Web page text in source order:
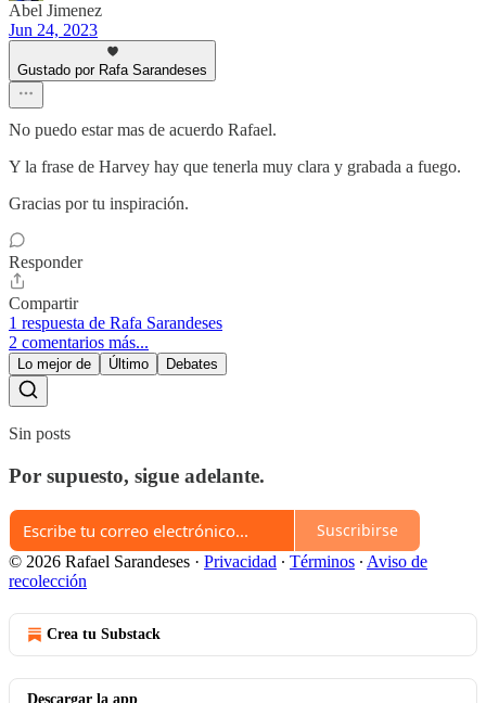
Abel Jimenez
Jun 24, 2023
Gustado por Rafa Sarandeses
No puedo estar mas de acuerdo Rafael.
Y la frase de Harvey hay que tenerla muy clara y grabada a fuego.
Gracias por tu inspiración.
Responder
Compartir
1 respuesta de Rafa Sarandeses
2 comentarios más...
Lo mejor de Último Debates
Sin posts
Por supuesto, sigue adelante.
Suscribirse
© 2026 Rafael Sarandeses · Privacidad ∙ Términos ∙ Aviso de
recolección
Crea tu Substack
Descargar la app